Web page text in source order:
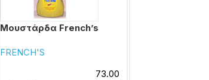
Μουστάρδα French’s
FRENCH'S
73.00